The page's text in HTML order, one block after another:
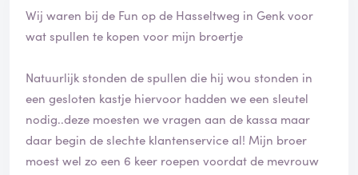
Wij waren bij de Fun op de Hasseltweg in Genk voor
wat spullen te kopen voor mijn broertje
Natuurlijk stonden de spullen die hij wou stonden in
een gesloten kastje hiervoor hadden we een sleutel
nodig..deze moesten we vragen aan de kassa maar
daar begin de slechte klantenservice al! Mijn broer
moest wel zo een 6 keer roepen voordat de mevrouw